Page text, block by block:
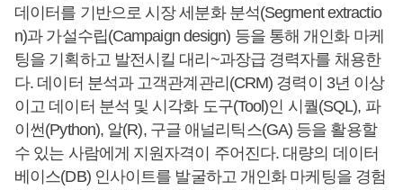
데이터를 기반으로 시장 세분화 분석(Segment extractio
n)과 가설수립(Campaign design) 등을 통해 개인화 마케
팅을 기획하고 발전시킬 대리~과장급 경력자를 채용한
다. 데이터 분석과 고객관계관리(CRM) 경력이 3년 이상
이고 데이터 분석 및 시각화 도구(Tool)인 시퀄(SQL), 파
이썬(Python), 알(R), 구글 애널리틱스(GA) 등을 활용할
수 있는 사람에게 지원자격이 주어진다. 대량의 데이터
베이스(DB) 인사이트를 발굴하고 개인화 마케팅을 경험